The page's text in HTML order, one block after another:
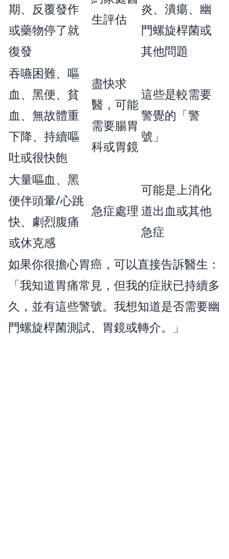
期、反覆發作
或藥物停了就
復發
生評估
炎、潰瘍、幽
門螺旋桿菌或
其他問題
吞嚥困難、嘔
血、黑便、貧
血、無故體重
下降、持續嘔
吐或很快飽
盡快求
醫，可能
需要腸胃
科或胃鏡
這些是較需要
警覺的「警
號」
大量嘔血、黑
便伴頭暈/心跳
快、劇烈腹痛
或休克感
急症處理
可能是上消化
道出血或其他
急症
如果你很擔心胃癌，可以直接告訴醫生：
「我知道胃痛常見，但我的症狀已持續多
久，並有這些警號。我想知道是否需要幽
門螺旋桿菌測試、胃鏡或轉介。」